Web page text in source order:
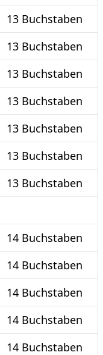
13 Buchstaben
13 Buchstaben
13 Buchstaben
13 Buchstaben
13 Buchstaben
13 Buchstaben
13 Buchstaben
14 Buchstaben
14 Buchstaben
14 Buchstaben
14 Buchstaben
14 Buchstaben